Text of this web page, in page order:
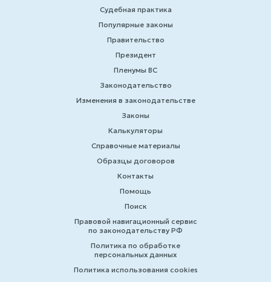
Судебная практика
Популярные законы
Правительство
Президент
Пленумы ВС
Законодательство
Изменения в законодательстве
Законы
Калькуляторы
Справочные материалы
Образцы договоров
Контакты
Помощь
Поиск
Правовой навигационный сервис
по законодательству РФ
Политика по обработке
персональных данных
Политика использования cookies